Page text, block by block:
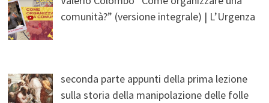
comunità?” (versione integrale) | L’Urgenza
seconda parte appunti della prima lezione
sulla storia della manipolazione delle folle